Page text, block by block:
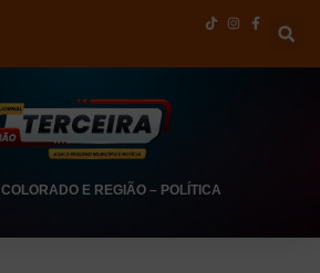
COLORADO E REGIÃO– POLÍTICA